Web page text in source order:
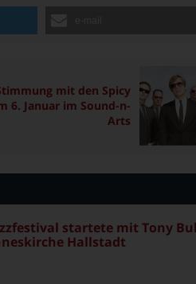
mit den Spicy
6. Januar im Sound-n-
Arts
startete mit Tony
Hallstadt